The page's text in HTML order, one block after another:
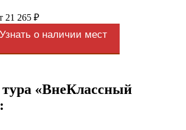
21 265 ₽
Узнать о наличии мест
«ВнеКлассный